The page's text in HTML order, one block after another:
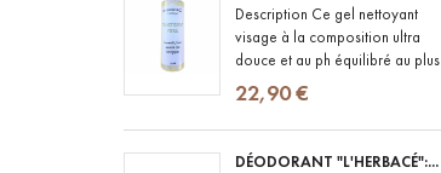
Description Ce gel nettoyant
visage à la composition ultra
douce et au ph équilibré au plus
proche de celui de la peau,
convient aux peaux les plus...
22,90 €
DÉODORANT "L'HERBACÉ":...